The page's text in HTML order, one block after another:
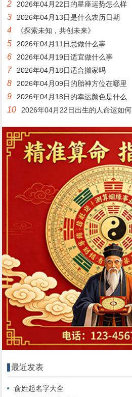
2 2026年04月22日的星座运势怎么样
3 2026年04月13日是什么农历日期
4 《探索未知，共创未来》
5 2026年04月11日忌做什么事
6 2026年04月19日适宜做什么事
7 2026年04月18日适合搬家吗
8 2026年04月09日的胎神方位在哪里
9 2026年04月18日的幸运颜色是什么
10 2026年04月22日出生的人命运如何
最近发表
俞姓起名字大全